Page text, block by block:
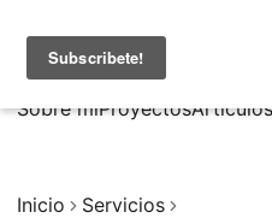
MarcusRB
Sobre míProyectosArtículos
Inicio Servicios